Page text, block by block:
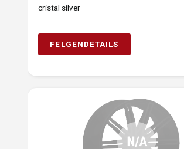
cristal silver
FELGENDETAILS